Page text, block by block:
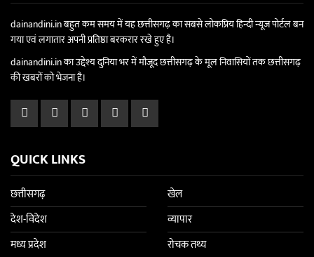
dainandini.in बहुत कम समय में यह छत्तीसगढ़ का सबसे लोकप्रिय हिन्दी न्यूज पोर्टल बन
गया एवं लगातार अपनी प्रतिष्ठा बरकरार रखे हुए है।
dainandini.in का उद्देश्य दुनिया भर में मौजूद छत्तीसगढ़ के मूल निवासियों तक छत्तीसगढ़
की खबरों को भेजना है।
QUICK LINKS
छत्तीसगढ़
देश-विदेश
मध्य प्रदेश
खेल
व्यापार
रोचक तथ्य